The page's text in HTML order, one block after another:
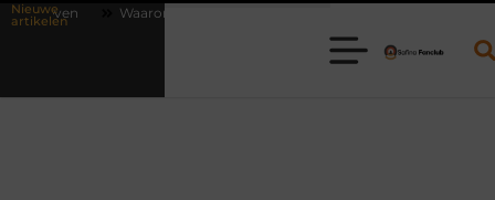
Nieuwe
artikelen
online vlees bestellen steeds gewoner wordt